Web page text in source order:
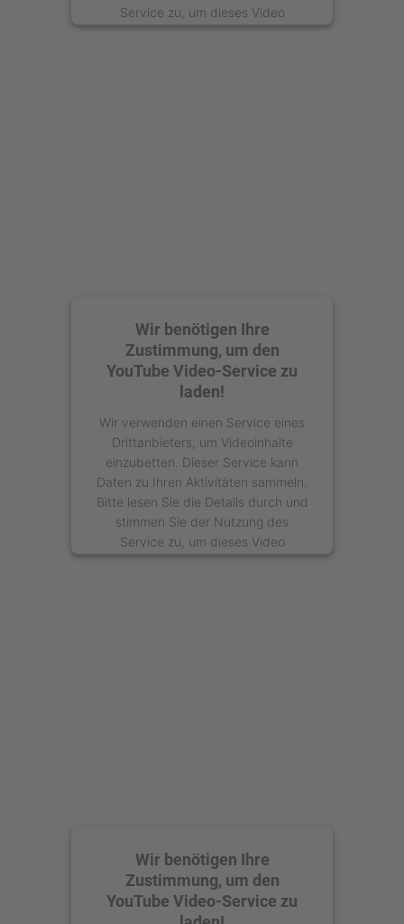
Service zu, um dieses Video
anzusehen.
Wir benötigen Ihre
Zustimmung, um den
YouTube Video-Service zu
laden!
Wir verwenden einen Service eines
Drittanbieters, um Videoinhalte
einzubetten. Dieser Service kann
Daten zu Ihren Aktivitäten sammeln.
Bitte lesen Sie die Details durch und
stimmen Sie der Nutzung des
Service zu, um dieses Video
anzusehen.
Wir benötigen Ihre
Zustimmung, um den
YouTube Video-Service zu